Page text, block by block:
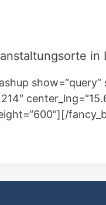
in
show=“query“